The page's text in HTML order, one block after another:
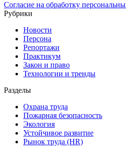
Согласие на обработку
Рубрики
Новости
Персона
Репортажи
Практикум
Закон и право
Технологии и тренды
Разделы
Охрана труда
Пожарная безопасность
Экология
Устойчивое развитие
Рынок труда (HR)